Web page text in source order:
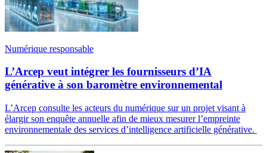
Numérique responsable
L’Arcep veut intégrer les fournisseurs d’IA
générative à son baromètre environnemental
L’Arcep consulte les acteurs du numérique sur un projet visant à
élargir son enquête annuelle afin de mieux mesurer l’empreinte
environnementale des services d’intelligence artificielle générative.